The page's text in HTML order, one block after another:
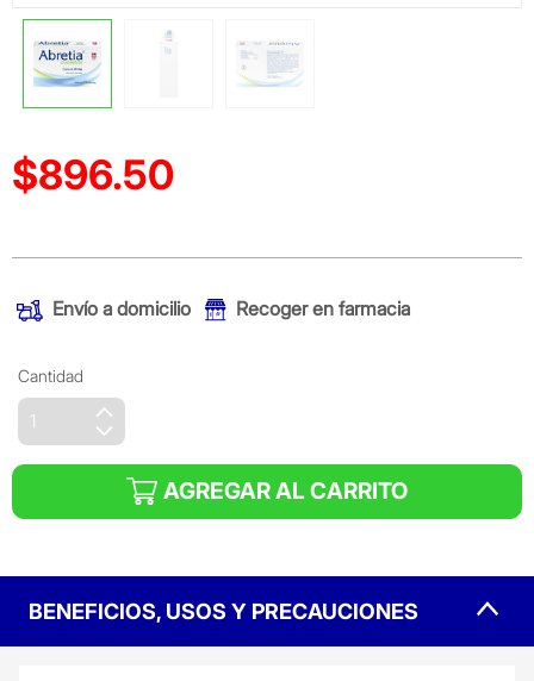
Precio reducido de
$896.50
Envío a domicilio Recoger en farmacia
Cantidad
AGREGAR AL CARRITO
BENEFICIOS, USOS Y PRECAUCIONES